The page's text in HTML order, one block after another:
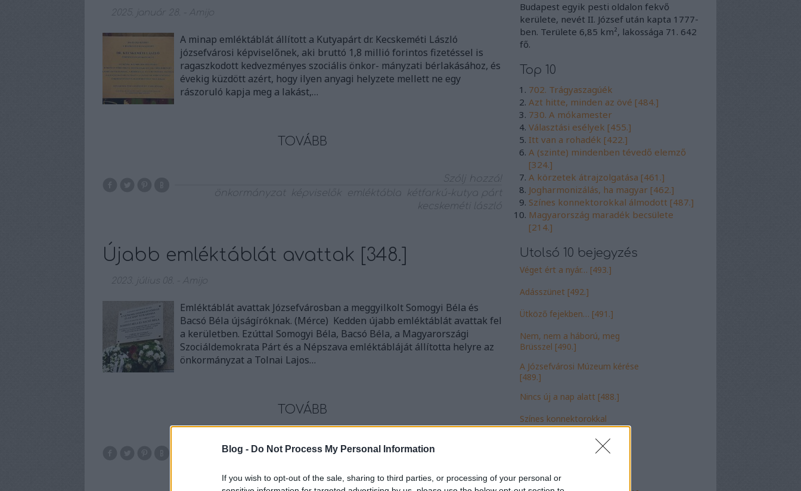
Blog - Do Not Process My Personal Information
If you wish to opt-out of the sale, sharing to third parties, or processing of your personal or
2025. január 28. Amijo
A minap emléktáblát állított a Kutyapárt dr. Kecskeméti László
józsefvárosi képviselőnek, aki bruttó 1,8 millió forintos fizetéssel is
ragaszkodott kedvezményes szociális önkor- mányzati bérlakásához, és
évekig küzdött azért, hogy ilyen anyagi helyzete mellett ne egy
rászoruló kapja meg a lakást,…
TOVÁBB
Szólj hozzá!
önkormányzat
képviselők emléktábla
kétfarkú-kutya párt
kecskeméti lászló
Újabb emléktáblát avattak [348.]
2023. július 08. Amijo
Emléktáblát avattak Józsefvárosban a meggyilkolt Somogyi Béla és
Bacsó Béla újságíróknak. (Mérce) Kedden újabb emléktáblát avattak fel
a kerületben. Ezúttal Somogyi Béla, Bacsó Béla, a Magyarországi
Szociáldemokrata Párt és a Népszava emléktábláját állította helyre az
önkormányzat a Tolnai Lajos…
TOVÁBB
Budapest egyik pesti oldalon fekvő
kerülete, nevét II. József után kapta 1777-
ben. Területe 6,85 km², lakossága 71. 642
fő.
Top 10
702. Trágyaszagúék
Azt hitte, minden az övé [484.]
730. A mókamester
Választási esélyek [455.]
Itt van a rohadék [422.]
A (szinte) mindenben tévedő elemző
[324.]
A körzetek átrajzolgatása [461.]
Jogharmonizálás, ha magyar [462.]
Színes konnektorokkal álmodott [487.]
Magyarország maradék becsülete
[214.]
Utolsó 10 bejegyzés
Véget ért a nyár… [493.]
Adásszünet [492.]
Ütköző fejekben… [491.]
Nem, nem a háború, meg
Brüsszel [490.]
A Józsefvárosi Múzeum kérése
[489.]
Nincs új a nap alatt [488.]
Színes konnektorokkal
álmodott [487.]
Bojkottálni kell [486.]